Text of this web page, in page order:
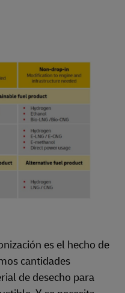
es el hecho de
cantidades
de desecho para